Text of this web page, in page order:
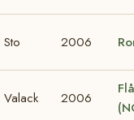
Sto 2006
Valack 2006